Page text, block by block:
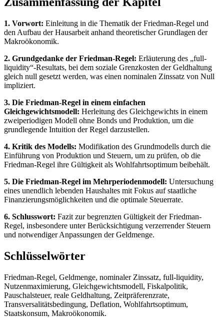
1. Vorwort: Einleitung in die Thematik der Friedman-Regel und
den Aufbau der Hausarbeit anhand theoretischer Grundlagen der
Makroökonomik.
2. Grundgedanke der Friedman-Regel: Erläuterung des „full-
liquidity“-Resultats, bei dem soziale Grenzkosten der Geldhaltung
gleich null gesetzt werden, was einen nominalen Zinssatz von Null
impliziert.
3. Die Friedman-Regel in einem einfachen
Gleichgewichtsmodell: Herleitung des Gleichgewichts in einem
zweiperiodigen Modell ohne Bonds und Produktion, um die
grundlegende Intuition der Regel darzustellen.
4. Kritik des Modells: Modifikation des Grundmodells durch die
Einführung von Produktion und Steuern, um zu prüfen, ob die
Friedman-Regel ihre Gültigkeit als Wohlfahrtsoptimum beibehält.
5. Die Friedman-Regel im Mehrperiodenmodell: Untersuchung
eines unendlich lebenden Haushaltes mit Fokus auf staatliche
Finanzierungsmöglichkeiten und die optimale Steuerrate.
6. Schlusswort: Fazit zur begrenzten Gültigkeit der Friedman-
Regel, insbesondere unter Berücksichtigung verzerrender Steuern
und notwendiger Anpassungen der Geldmenge.
Schlüsselwörter
Friedman-Regel, Geldmenge, nominaler Zinssatz, full-liquidity,
Nutzenmaximierung, Gleichgewichtsmodell, Fiskalpolitik,
Pauschalsteuer, reale Geldhaltung, Zeitpräferenzrate,
Transversalitätsbedingung, Deflation, Wohlfahrtsoptimum,
Staatskonsum, Makroökonomik.